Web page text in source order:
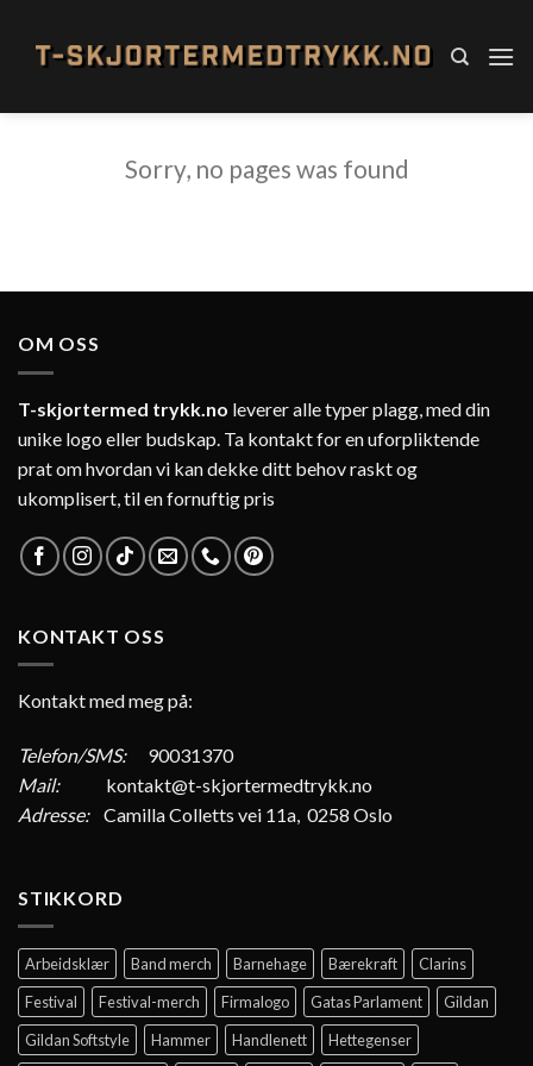
content
Sorry, no pages was found
OM OSS
T-skjortermed trykk.no leverer alle typer plagg, med din
unike logo eller budskap. Ta kontakt for en uforpliktende
prat om hvordan vi kan dekke ditt behov raskt og
ukomplisert, til en fornuftig pris
KONTAKT OSS
Kontakt med meg på:
Telefon/SMS:
90031370
Mail:
kontakt@t-skjortermedtrykk.no
Adresse: Camilla Colletts vei 11a, 0258 Oslo
STIKKORD
Arbeidsklær Band merch Barnehage Bærekraft
Clarins
Festival
Festival-merch Firmalogo Gatas Parlament
Gildan
Gildan Softstyle
Hammer Handlenett Hettegenser